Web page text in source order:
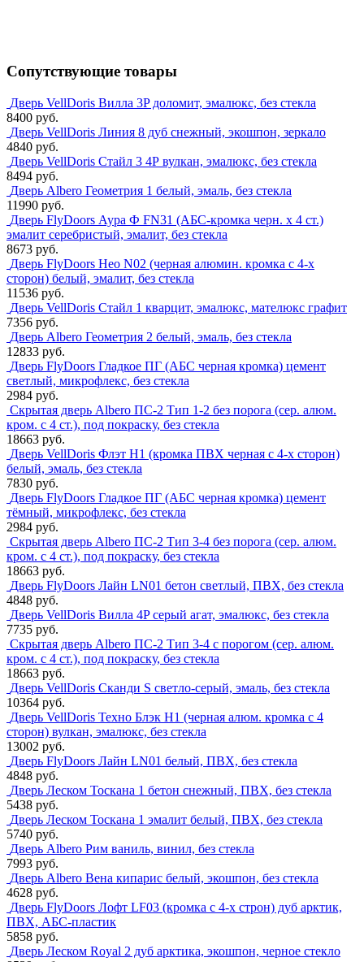
Сопутствующие товары
Дверь VellDoris Вилла 3P доломит, эмалюкс, без стекла
8400 руб.
Дверь VellDoris Линия 8 дуб снежный, экошпон, зеркало
4840 руб.
Дверь VellDoris Стайл 3 4Р вулкан, эмалюкс, без стекла
8494 руб.
Дверь Albero Геометрия 1 белый, эмаль, без стекла
11990 руб.
Дверь FlyDoors Аура Ф FN31 (АБС-кромка черн. х 4 ст.)
эмалит серебристый, эмалит, без стекла
8673 руб.
Дверь FlyDoors Нео N02 (черная алюмин. кромка с 4-х
сторон) белый, эмалит, без стекла
11536 руб.
Дверь VellDoris Стайл 1 кварцит, эмалюкс, мателюкс графит
7356 руб.
Дверь Albero Геометрия 2 белый, эмаль, без стекла
12833 руб.
Дверь FlyDoors Гладкое ПГ (АБС черная кромка) цемент
светлый, микрофлекс, без стекла
2984 руб.
Скрытая дверь Albero ПС-2 Тип 1-2 без порога (сер. алюм.
кром. с 4 ст.), под покраску, без стекла
18663 руб.
Дверь VellDoris Флэт H1 (кромка ПВХ черная с 4-х сторон)
белый, эмаль, без стекла
7830 руб.
Дверь FlyDoors Гладкое ПГ (АБС черная кромка) цемент
тёмный, микрофлекс, без стекла
2984 руб.
Скрытая дверь Albero ПС-2 Тип 3-4 без порога (сер. алюм.
кром. с 4 ст.), под покраску, без стекла
18663 руб.
Дверь FlyDoors Лайн LN01 бетон светлый, ПВХ, без стекла
4848 руб.
Дверь VellDoris Вилла 4P серый агат, эмалюкс, без стекла
7735 руб.
Скрытая дверь Albero ПС-2 Тип 3-4 с порогом (сер. алюм.
кром. с 4 ст.), под покраску, без стекла
18663 руб.
Дверь VellDoris Сканди S светло-серый, эмаль, без стекла
10364 руб.
Дверь VellDoris Техно Блэк H1 (черная алюм. кромка с 4
сторон) вулкан, эмалюкс, без стекла
13002 руб.
Дверь FlyDoors Лайн LN01 белый, ПВХ, без стекла
4848 руб.
Дверь Леском Тоскана 1 бетон снежный, ПВХ, без стекла
5438 руб.
Дверь Леском Тоскана 1 эмалит белый, ПВХ, без стекла
5740 руб.
Дверь Albero Рим ваниль, винил, без стекла
7993 руб.
Дверь Albero Вена кипарис белый, экошпон, без стекла
4628 руб.
Дверь FlyDoors Лофт LF03 (кромка с 4-х строн) дуб арктик,
ПВХ, АБС-пластик
5858 руб.
Дверь Леском Royal 2 дуб арктика, экошпон, черное стекло